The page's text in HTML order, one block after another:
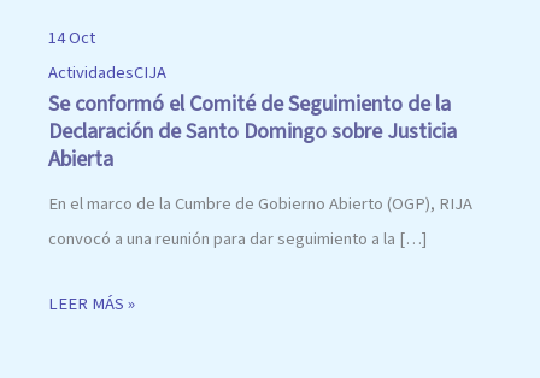
14 Oct
ActividadesCIJA
Se conformó el Comité de Seguimiento de la
Declaración de Santo Domingo sobre Justicia
Abierta
En el marco de la Cumbre de Gobierno Abierto (OGP), RIJA
convocó a una reunión para dar seguimiento a la […]
LEER MÁS »